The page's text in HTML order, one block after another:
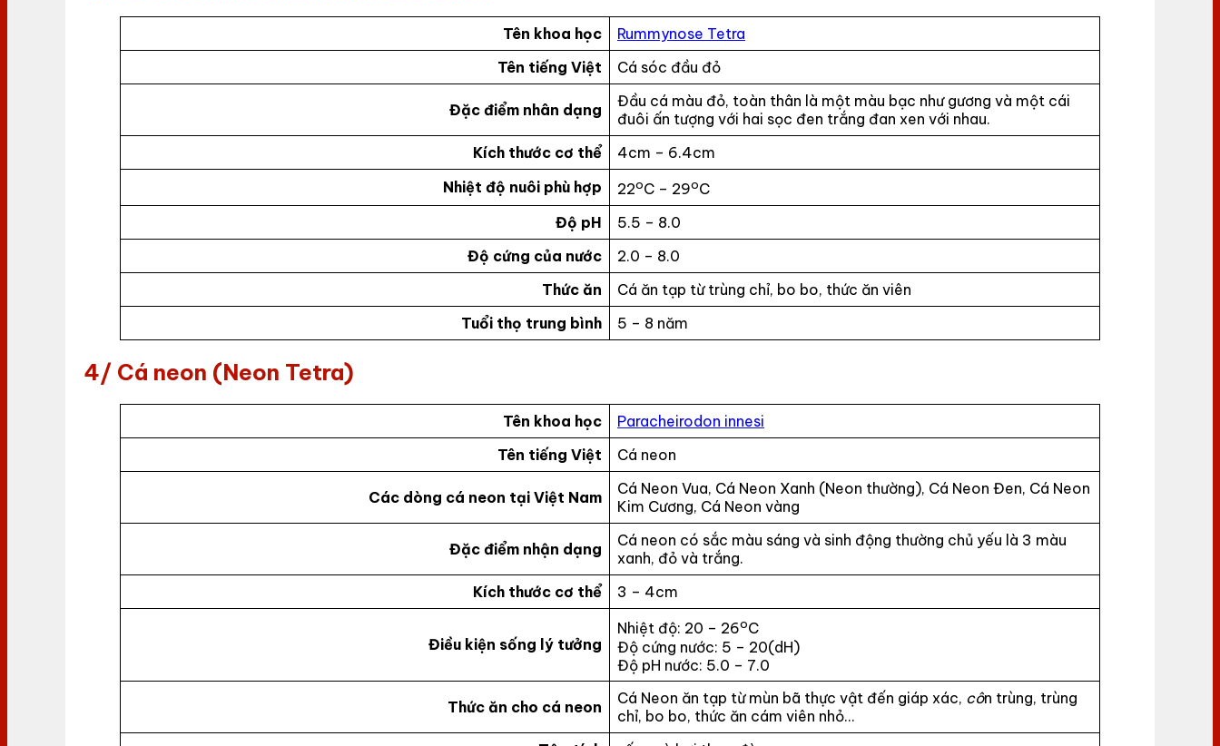
Tên khoa học
Rummynose Tetra
Tên tiếng Việt
Cá sóc đầu đỏ
Đặc điểm nhân dạng
Đầu cá màu đỏ, toàn thân là một màu bạc như gương và một cái
đuôi ấn tượng với hai sọc đen trắng đan xen với nhau.
Kích thước cơ thể
4cm – 6.4cm
Nhiệt độ nuôi phù hợp
22oC – 29oC
Độ pH
5.5 – 8.0
Độ cứng của nước
2.0 – 8.0
Thức ăn
Cá ăn tạp từ trùng chỉ, bo bo, thức ăn viên
Tuổi thọ trung bình
5 – 8 năm
4/ Cá neon (Neon Tetra)
Tên khoa học
Paracheirodon innesi
Tên tiếng Việt
Cá neon
Các dòng cá neon tại Việt Nam
Cá Neon Vua, Cá Neon Xanh (Neon thường), Cá Neon Đen, Cá Neon
Kim Cương, Cá Neon vàng
Đặc điểm nhận dạng
Cá neon có sắc màu sáng và sinh động thường chủ yếu là 3 màu
xanh, đỏ và trắng.
Kích thước cơ thể
3 – 4cm
Điều kiện sống lý tưởng
Nhiệt độ: 20 – 26oC
Độ cứng nước: 5 – 20(dH)
Độ pH nước: 5.0 – 7.0
Thức ăn cho cá neon Cá Neon ăn tạp từ mùn bã thực vật đến giáp xác, côn trùng, trùng
chỉ, bo bo, thức ăn cám viên nhỏ…